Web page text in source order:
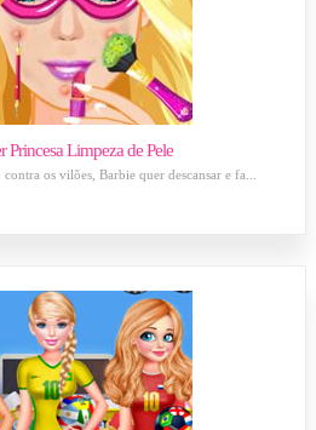
Princesa Limpeza de Pele
os vilões, Barbie quer descansar e fa...